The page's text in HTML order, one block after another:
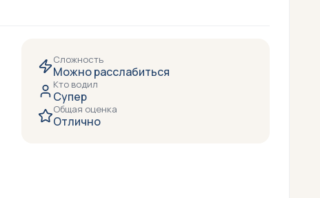
Сложность
Можно расслабиться
Кто водил
Супер
Общая оценка
Отлично